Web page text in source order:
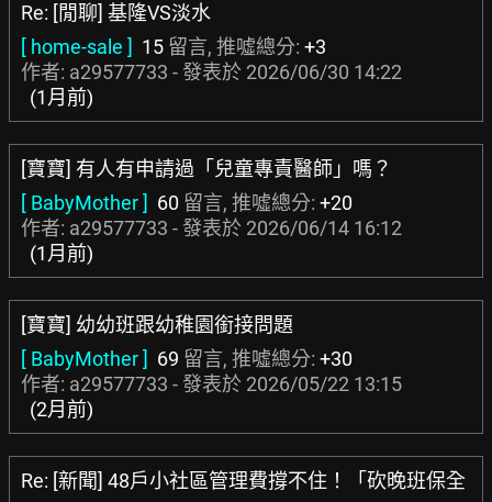
Re: [閒聊] 基隆VS淡水
[ home-sale ] 15 留言, 推噓總分: +3
作者: a29577733 - 發表於 2026/06/30 14:22
(1月前)
[寶寶] 有人有申請過「兒童專責醫師」嗎？
[ BabyMother ] 60 留言, 推噓總分: +20
作者: a29577733 - 發表於 2026/06/14 16:12
(1月前)
[寶寶] 幼幼班跟幼稚園銜接問題
[ BabyMother ] 69 留言, 推噓總分: +30
作者: a29577733 - 發表於 2026/05/22 13:15
(2月前)
Re: [新聞] 48戶小社區管理費撐不住！「砍晚班保全